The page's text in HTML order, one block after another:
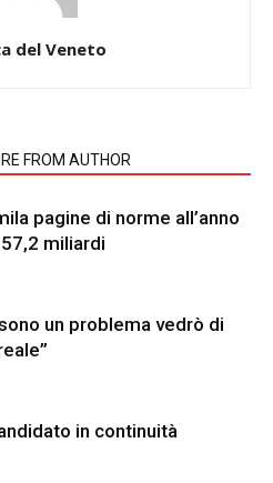
del Veneto
FROM AUTHOR
pagine di norme all’anno
57,2 miliardi
un problema vedrò di
in continuità